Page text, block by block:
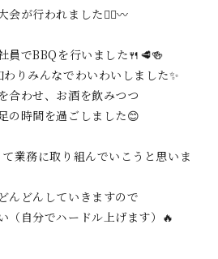
会が行われました✍🏻〰︎︎
員でBBQを行いました🍴‎🥩🍻
りみんなでわいわいしました✨️
合わせ、お酒を飲みつつ
の時間を過ごしました😊
業務に取り組んでいこうと思いま
んどんしていきますので
（自分でハードル上げます）🔥